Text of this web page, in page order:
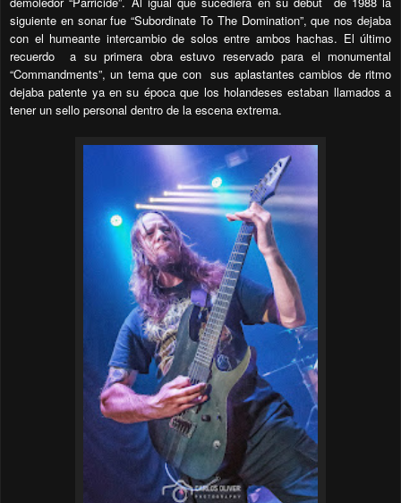
siguiente en sonar fue “Subordinate To The Domination”, que nos dejaba
con el humeante intercambio de solos entre ambos hachas. El último
recuerdo
a su primera obra estuvo reservado para el monumental
“Commandments”, un tema que con sus aplastantes cambios de ritmo
dejaba patente ya en su época que los holandeses estaban llamados a
tener un sello personal dentro de la escena extrema.